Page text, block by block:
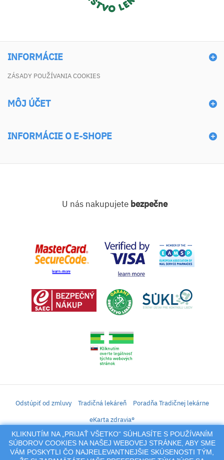
INFORMÁCIE
ZÁSADY POUŽÍVANIA COOKIES
MÔJ ÚČET
INFORMÁCIE O E-SHOPE
KLIKNUTÍM NA „PRIJAŤ VŠETKO“ SÚHLASÍTE S POUŽÍVANÍM
SÚBOROV COOKIES NA NAŠEJ WEBOVEJ STRÁNKE, ABY SME
VÁM POSKYTLI ČO NAJRELEVANTNEJŠIE SKÚSENOSTI TÝM,
U nás nakupujete bezpečne
Odstúpiť od zmluvy Tradičná lekáreň
Poradňa Tradičnej lekárne
eKarta zdravia®
iLekáreň – Zásielkový predaj liekov, vitamínov, výživových doplnkov, prípravkov s
liečivým účinkom a kozmetiky. Elektronické zaslanie receptu.
Na tento portál sa vzťahujú autorské práva a akákoľvek jeho reprodukcia